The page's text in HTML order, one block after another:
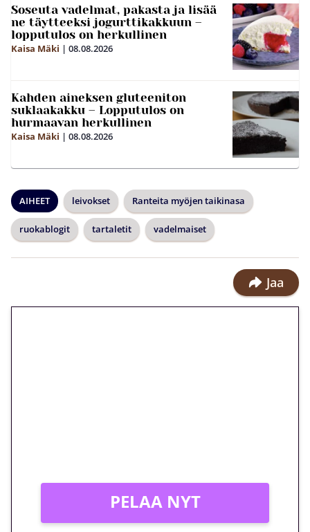
Soseuta vadelmat, pakasta ja lisää
ne täytteeksi jogurttikakkuun –
lopputulos on herkullinen
Kaisa Mäki | 08.08.2026
Kahden aineksen gluteeniton
suklaakakku – Lopputulos on
hurmaavan herkullinen
Kaisa Mäki | 08.08.2026
AIHEET leivokset Ranteita myöjen taikinasa
ruokablogit tartaletit vadelmaiset
Jaa
PELAA NYT